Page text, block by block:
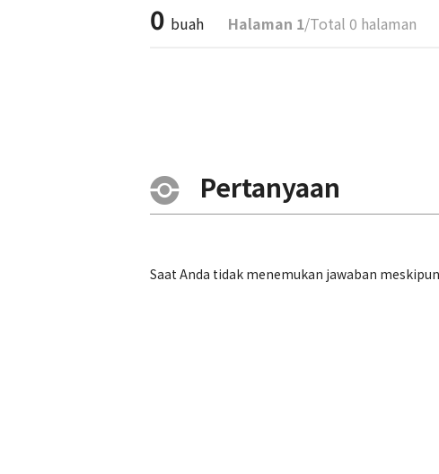
0 buah Halaman 1/Total 0 halaman
Pertanyaan
Saat Anda tidak menemukan jawaban